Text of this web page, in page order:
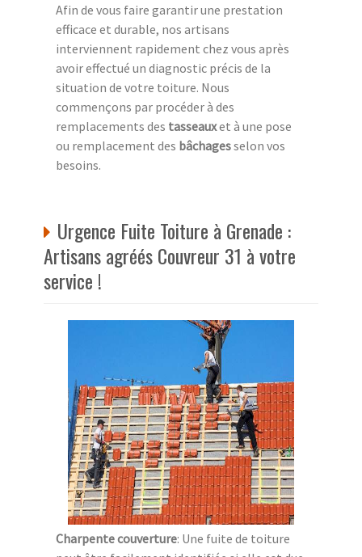
Afin de vous faire garantir une prestation
efficace et durable, nos artisans
interviennent rapidement chez vous après
avoir effectué un diagnostic précis de la
situation de votre toiture. Nous
commençons par procéder à des
remplacements des tasseauxet à une pose
ou remplacement des bâchagesselon vos
besoins.
Urgence Fuite Toiture à Grenade :
Artisans agréés Couvreur 31 à votre
service !
Charpente couverture: Une fuite de toiture